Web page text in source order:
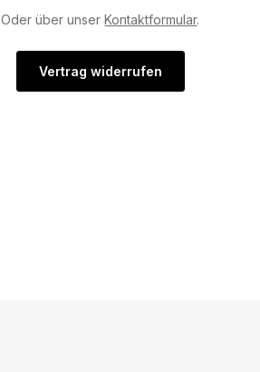
Oder über unserKontaktformular.
Vertrag widerrufen